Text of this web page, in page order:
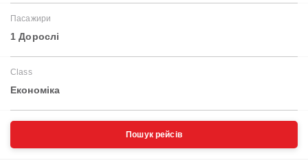
Пасажири
1 Дорослі
Class
Економіка
Пошук рейсів